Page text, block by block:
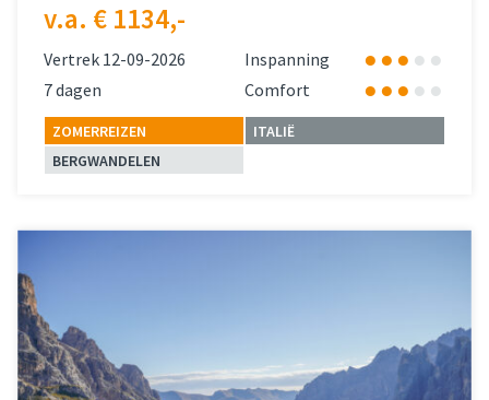
v.a. € 1134,-
Vertrek 12-09-2026
Inspanning
7 dagen
Comfort
ZOMERREIZEN
ITALIË
BERGWANDELEN